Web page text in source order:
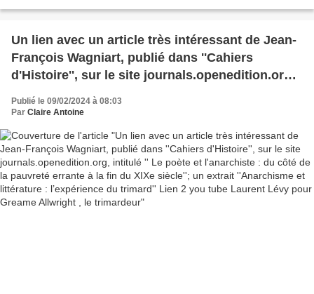
Un lien avec un article très intéressant de Jean-
François Wagniart, publié dans ''Cahiers
d'Histoire'', sur le site journals.openedition.org,
pauvreté errante à la fin du XIXe siècle''; un
du trimard'' Lien 2 you tube Laurent Lévy pour
Greame Allwright , le trimardeur
Publié le 09/02/2024 à 08:03
Par Claire Antoine